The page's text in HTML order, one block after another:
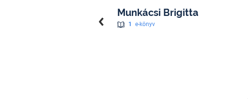
Munkácsi Brigitta
1 e-könyv